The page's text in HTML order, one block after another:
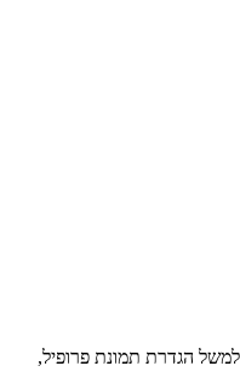
הגדרת תמונת פרופיל,